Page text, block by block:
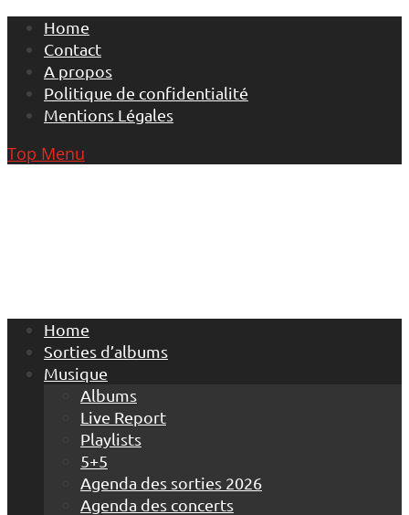
Skip
content
Home
Contact
A propos
Politique de confidentialité
Mentions Légales
Top Menu
Home
Sorties d’albums
Musique
Albums
Live Report
Playlists
5+5
Agenda des sorties 2026
Agenda des concerts